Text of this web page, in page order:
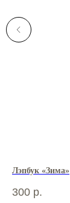
Лэпбук «Зима»
300 р.